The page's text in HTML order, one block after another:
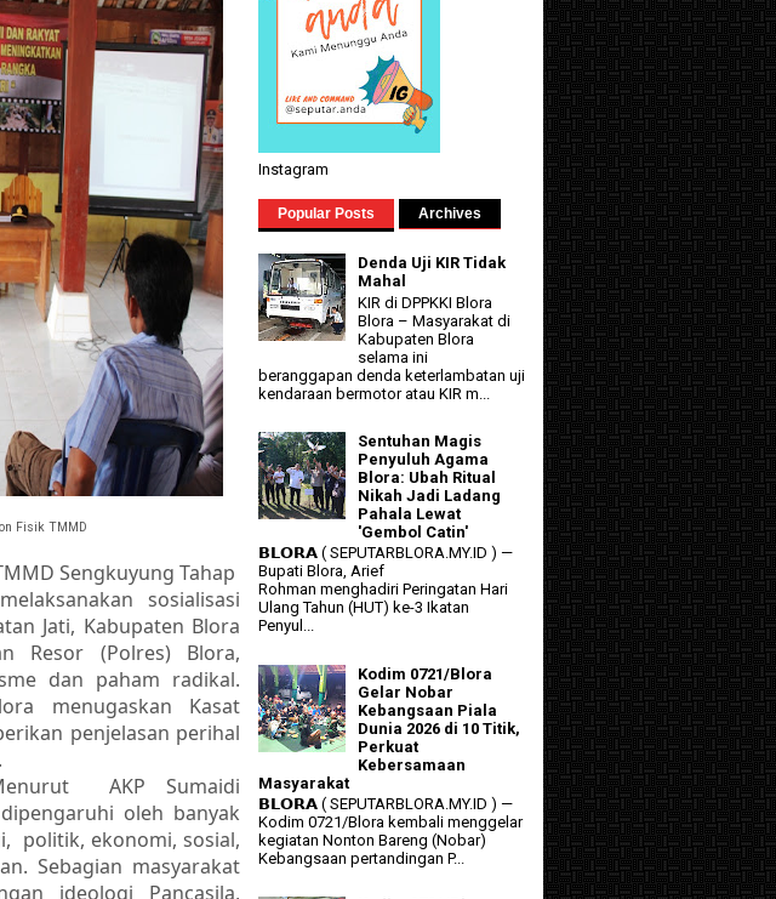
Fisik TMMD
Sengkuyung Tahap
sosialisasi
Jati, Kabupaten Blora
Resor (Polres) Blora,
dan paham radikal.
menugaskan Kasat
penjelasan perihal
AKP Sumaidi
oleh banyak
politik, ekonomi, sosial,
Sebagian masyarakat
ideologi Pancasila,
Instagram
Popular Posts Archives
Denda Uji KIR Tidak
Mahal
KIR di DPPKKI Blora
Blora – Masyarakat di
Kabupaten Blora
selama ini
beranggapan denda keterlambatan uji
kendaraan bermotor atau KIR m...
Sentuhan Magis
Penyuluh Agama
Blora: Ubah Ritual
Nikah Jadi Ladang
Pahala Lewat
'Gembol Catin'
𝗕𝗟𝗢𝗥𝗔 ( SEPUTARBLORA.MY.ID ) —
Bupati Blora, Arief
Rohman menghadiri Peringatan Hari
Ulang Tahun (HUT) ke-3 Ikatan
Penyul...
Kodim 0721/Blora
Gelar Nobar
Kebangsaan Piala
Dunia 2026 di 10 Titik,
Perkuat
Kebersamaan
Masyarakat
𝗕𝗟𝗢𝗥𝗔 ( SEPUTARBLORA.MY.ID ) —
Kodim 0721/Blora kembali menggelar
kegiatan Nonton Bareng (Nobar)
Kebangsaan pertandingan P...